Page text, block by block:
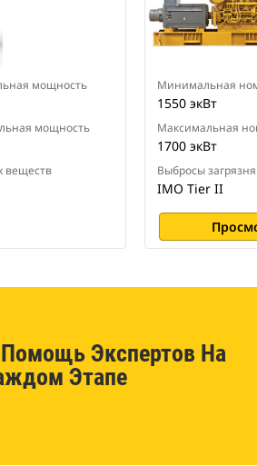
мощность
мощность
веществ
Минимальная
1550 экВт
Максимальная
1700 экВт
Выбросы
IMO Tier II
Экспертов На
Этапе